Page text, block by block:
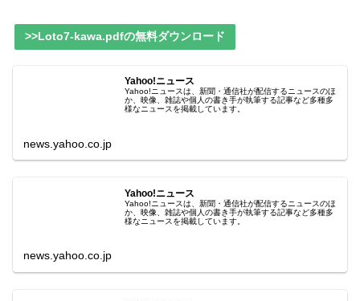
>>Loto7-kawa.pdfの無料ダウンロード
Yahoo!ニュース
Yahoo!ニュースは、新聞・通信社が配信するニュースのほ
か、映像、雑誌や個人の書き手が執筆する記事など多種多
様なニュースを掲載しています。
news.yahoo.co.jp
Yahoo!ニュース
Yahoo!ニュースは、新聞・通信社が配信するニュースのほ
か、映像、雑誌や個人の書き手が執筆する記事など多種多
様なニュースを掲載しています。
news.yahoo.co.jp